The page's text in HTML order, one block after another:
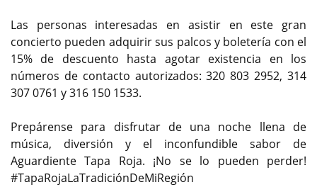
Las personas interesadas en asistir en este gran
concierto pueden adquirir sus palcos y boletería con el
15% de descuento hasta agotar existencia en los
números de contacto autorizados: 320 803 2952, 314
307 0761 y 316 150 1533.
Prepárense para disfrutar de una noche llena de
música, diversión y el inconfundible sabor de
Aguardiente Tapa Roja. ¡No se lo pueden perder!
#TapaRojaLaTradiciónDeMiRegión